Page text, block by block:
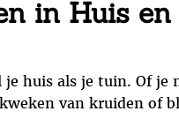
in Huis
huis als je tuin. Of je
van kruiden of